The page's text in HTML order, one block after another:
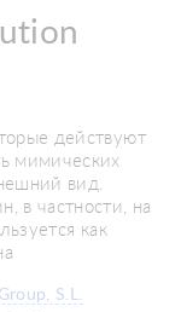
действуют
мимических
вид.
в частности, на
как
S.L.